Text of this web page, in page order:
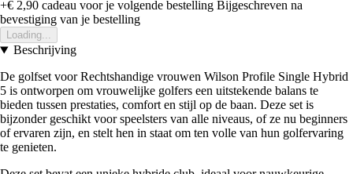
+€ 2,90 cadeau voor je volgende bestelling Bijgeschreven na
bevestiging van je bestelling
Loading...
Beschrijving
De golfset voor Rechtshandige vrouwen Wilson Profile Single Hybrid
5 is ontworpen om vrouwelijke golfers een uitstekende balans te
bieden tussen prestaties, comfort en stijl op de baan. Deze set is
bijzonder geschikt voor speelsters van alle niveaus, of ze nu beginners
of ervaren zijn, en stelt hen in staat om ten volle van hun golfervaring
te genieten.